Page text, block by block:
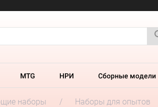
MTG НРИ Сборные модели
наборы Наборы для опытов